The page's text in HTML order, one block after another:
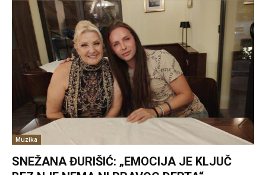
Muzika
SNEŽANA ĐURIŠIĆ: „EMOCIJA JE KLJUČ